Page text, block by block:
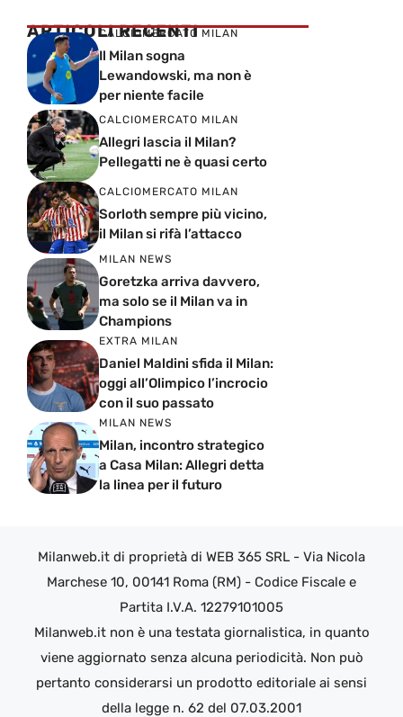
ARTICOLI RECENTI
CALCIOMERCATO MILAN
Il Milan sogna
Lewandowski, ma non è
per niente facile
CALCIOMERCATO MILAN
Allegri lascia il Milan?
Pellegatti ne è quasi certo
CALCIOMERCATO MILAN
Sorloth sempre più vicino,
il Milan si rifà l’attacco
MILAN NEWS
Goretzka arriva davvero,
ma solo se il Milan va in
Champions
EXTRA MILAN
Daniel Maldini sfida il Milan:
oggi all’Olimpico l’incrocio
con il suo passato
MILAN NEWS
Milan, incontro strategico
a Casa Milan: Allegri detta
la linea per il futuro
Milanweb.it di proprietà di WEB 365 SRL - Via Nicola
Marchese 10, 00141 Roma (RM) - Codice Fiscale e
Partita I.V.A. 12279101005
Milanweb.it non è una testata giornalistica, in quanto
viene aggiornato senza alcuna periodicità. Non può
pertanto considerarsi un prodotto editoriale ai sensi
della legge n. 62 del 07.03.2001